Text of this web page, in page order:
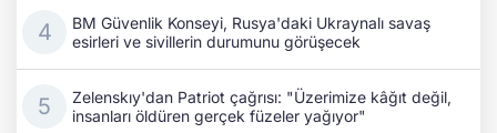
BM Güvenlik Konseyi, Rusya'daki Ukraynalı savaş
esirleri ve sivillerin durumunu görüşecek
Zelenskıy'dan Patriot çağrısı: "Üzerimize kâğıt değil,
insanları öldüren gerçek füzeler yağıyor"